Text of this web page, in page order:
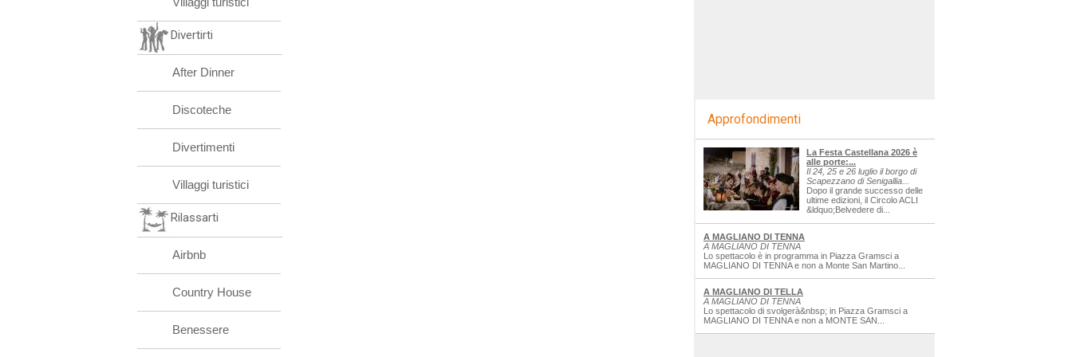
Divertirti
After Dinner
Discoteche
Divertimenti
Villaggi turistici
Rilassarti
Airbnb
Country House
Benessere
Approfondimenti
La Festa Castellana 2026 è
alle porte:...
Il 24, 25 e 26 luglio il borgo di
Scapezzano di Senigallia...
Dopo il grande successo delle
ultime edizioni, il Circolo ACLI
&ldquo;Belvedere di...
A MAGLIANO DI TENNA
A MAGLIANO DI TENNA
Lo spettacolo è in programma in Piazza Gramsci a
MAGLIANO DI TENNA e non a Monte San Martino...
A MAGLIANO DI TELLA
A MAGLIANO DI TENNA
Lo spettacolo di svolgerà&nbsp; in Piazza Gramsci a
MAGLIANO DI TENNA e non a MONTE SAN...